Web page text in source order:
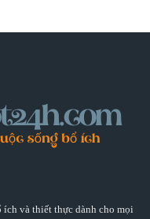
ích và thiết thực dành cho mọi